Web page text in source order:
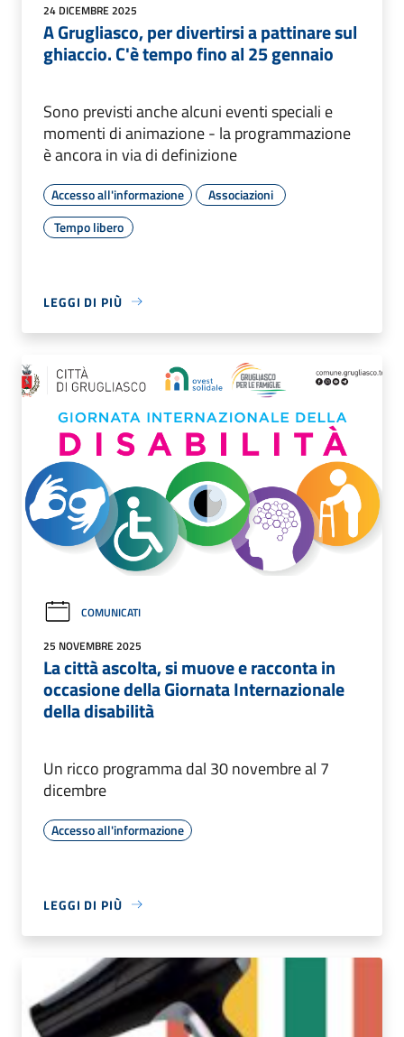
24 DICEMBRE 2025
A Grugliasco, per divertirsi a pattinare sul
ghiaccio. C'è tempo fino al 25 gennaio
Sono previsti anche alcuni eventi speciali e
momenti di animazione - la programmazione
è ancora in via di definizione
Accesso all'informazione
Associazioni
Tempo libero
LEGGI DI PIÙ
COMUNICATI
25 NOVEMBRE 2025
La città ascolta, si muove e racconta in
occasione della Giornata Internazionale
della disabilità
Un ricco programma dal 30 novembre al 7
dicembre
Accesso all'informazione
LEGGI DI PIÙ